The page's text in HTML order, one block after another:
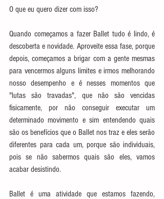
O que eu quero dizer com isso?
Quando começamos a fazer Ballet tudo é lindo, é
descoberta e novidade. Aproveite essa fase, porque
depois, começamos a brigar com a gente mesmas
para vencermos alguns limites e irmos melhorando
nosso desempenho e é nesses momentos que
"lutas são travadas", que não são vencidas
fisicamente, por não conseguir executar um
determinado movimento e sim entendendo quais
são os benefícios que o Ballet nos traz e eles serão
diferentes para cada um, porque são individuais,
pois se não sabermos quais são eles, vamos
acabar desistindo.
Ballet é uma atividade que estamos fazendo,